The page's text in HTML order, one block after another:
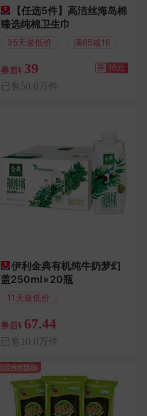
【任选5件】高洁丝海岛棉
臻选纯棉卫生巾
35天最低价 满65减16
券后¥ 39 券 16元
已售50.0万件
伊利金典有机纯牛奶梦幻
盖250ml×20瓶
11天最低价
券后¥ 67.44
已售10.0万件